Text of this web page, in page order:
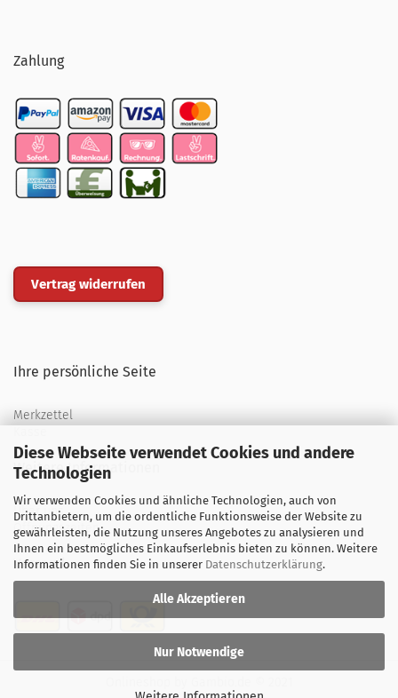
Diese Webseite verwendet Cookies und andere
Technologien
Wir verwenden Cookies und ähnliche Technologien, auch von
Drittanbietern, um die ordentliche Funktionsweise der Website zu
gewährleisten, die Nutzung unseres Angebotes zu analysieren und
Ihnen ein bestmögliches Einkaufserlebnis bieten zu können. Weitere
Informationen finden Sie in unserer Datenschutzerklärung.
Alle Akzeptieren
Nur Notwendige
Zahlung
Vertrag widerrufen
Ihre persönliche Seite
Merkzettel
Weitere Informationen
Über uns
Öffnungszeiten
Versand